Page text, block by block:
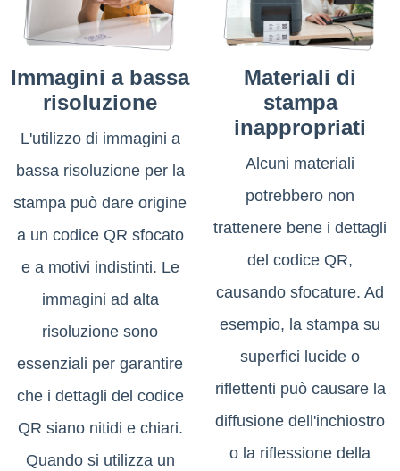
Immagini a bassa
risoluzione
L'utilizzo di immagini a
bassa risoluzione per la
stampa può dare origine
a un codice QR sfocato
e a motivi indistinti. Le
immagini ad alta
risoluzione sono
essenziali per garantire
che i dettagli del codice
QR siano nitidi e chiari.
Quando si utilizza un
Materiali di
stampa
inappropriati
Alcuni materiali
potrebbero non
trattenere bene i dettagli
del codice QR,
causando sfocature. Ad
esempio, la stampa su
superfici lucide o
riflettenti può causare la
diffusione dell'inchiostro
o la riflessione della